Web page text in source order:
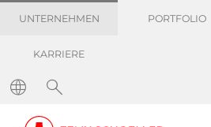
UNTERNEHMEN PORTFOLIO
KARRIERE